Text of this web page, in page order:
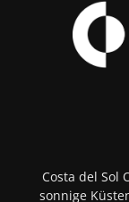
Costa del Sol
sonnige